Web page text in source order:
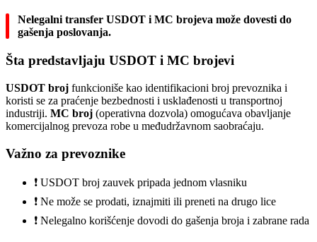
Nelegalni transfer USDOT i MC brojeva može dovesti do
gašenja poslovanja.
Šta predstavljaju USDOT i MC brojevi
USDOT broj funkcioniše kao identifikacioni broj prevoznika i
koristi se za praćenje bezbednosti i usklađenosti u transportnoj
industriji. MC broj (operativna dozvola) omogućava obavljanje
komercijalnog prevoza robe u međudržavnom saobraćaju.
Važno za prevoznike
❗ USDOT broj zauvek pripada jednom vlasniku
❗ Ne može se prodati, iznajmiti ili preneti na drugo lice
❗ Nelegalno korišćenje dovodi do gašenja broja i zabrane rada